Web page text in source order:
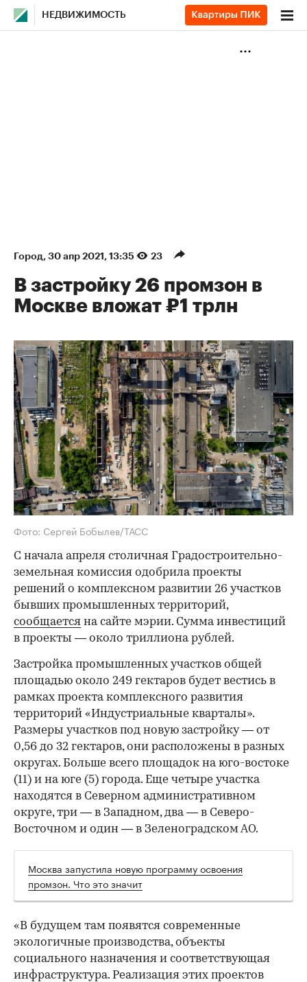
НЕДВИЖИМОСТЬ
Город⁠, 30 апр 2021, 13:35 23
В застройку 26 промзон в
Москве вложат ₽1 трлн
Фото: Сергей Бобылев/ТАСС
С начала апреля столичная Градостроительно-
земельная комиссия одобрила проекты
решений о комплексном развитии 26 участков
бывших промышленных территорий,
сообщается на сайте мэрии. Сумма инвестиций
в проекты — около триллиона рублей.
Застройка промышленных участков общей
площадью около 249 гектаров будет вестись в
рамках проекта комплексного развития
территорий «Индустриальные кварталы».
Размеры участков под новую застройку — от
0,56 до 32 гектаров, они расположены в разных
округах. Больше всего площадок на юго-востоке
(11) и на юге (5) города. Еще четыре участка
находятся в Северном административном
округе, три — в Западном, два — в Северо-
Восточном и один — в Зеленоградском АО.
Москва запустила новую программу освоения
промзон. Что это значит
«В будущем там появятся современные
экологичные производства, объекты
социального назначения и соответствующая
инфраструктура. Реализация этих проектов